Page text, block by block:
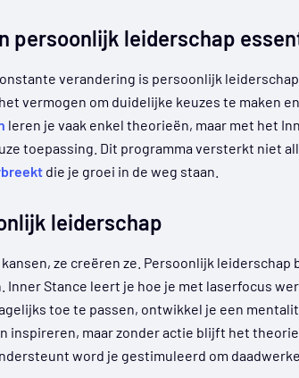
persoonlijk leiderschap
verandering is persoonlijk
vermogen om duidelijke keuzes te maken
leren je vaak enkel theorieën, maar met het
toepassing. Dit programma versterkt niet
die je groei in de weg staan.
leiderschap
ze creëren ze. Persoonlijk
Stance leert je hoe je met laserfocus
toe te passen, ontwikkel je een
inspireren, maar zonder actie blijft het
word je gestimuleerd om